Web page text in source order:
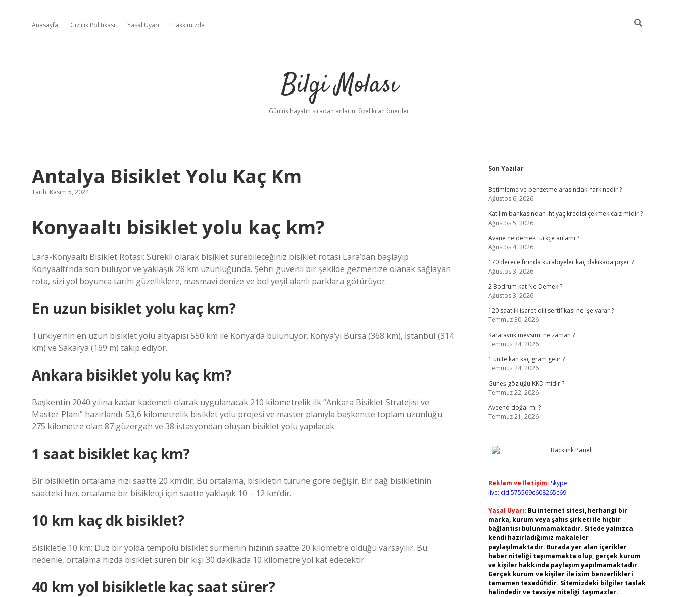
Anasayfa Gizlilik Politikası Yasal Uyarı Hakkımızda
Bilgi Molası
Günlük hayatın sıradan anlarını özel kılan öneriler.
Antalya Bisiklet Yolu Kaç Km
Tarih: Kasım 5, 2024
Konyaaltı bisiklet yolu kaç km?
Lara-Konyaaltı Bisiklet Rotası: Sürekli olarak bisiklet sürebileceğiniz bisiklet rotası Lara’dan başlayıp
Konyaaltı’nda son buluyor ve yaklaşık 28 km uzunluğunda. Şehri güvenli bir şekilde gezmenize olanak sağlayan
rota, sizi yol boyunca tarihi güzelliklere, masmavi denize ve bol yeşil alanlı parklara götürüyor.
En uzun bisiklet yolu kaç km?
Türkiye’nin en uzun bisiklet yolu altyapısı 550 km ile Konya’da bulunuyor. Konya’yı Bursa (368 km), İstanbul (314
km) ve Sakarya (169 m) takip ediyor.
Ankara bisiklet yolu kaç km?
Başkentin 2040 yılına kadar kademeli olarak uygulanacak 210 kilometrelik ilk “Ankara Bisiklet Stratejisi ve
Master Planı” hazırlandı. 53,6 kilometrelik bisiklet yolu projesi ve master planıyla başkentte toplam uzunluğu
275 kilometre olan 87 güzergah ve 38 istasyondan oluşan bisiklet yolu yapılacak.
1 saat bisiklet kaç km?
Bir bisikletin ortalama hızı saatte 20 km’dir. Bu ortalama, bisikletin türüne göre değişir. Bir dağ bisikletinin
saatteki hızı, ortalama bir bisikletçi için saatte yaklaşık 10 – 12 km’dir.
10 km kaç dk bisiklet?
Bisikletle 10 km: Düz bir yolda tempolu bisiklet sürmenin hızının saatte 20 kilometre olduğu varsayılır. Bu
nedenle, ortalama hızda bisiklet süren bir kişi 30 dakikada 10 kilometre yol kat edecektir.
40 km yol bisikletle kaç saat sürer?
Sidebar
Son Yazılar
Betimleme ve benzetme arasındaki fark nedir ?
Ağustos 6, 2026
Katılım bankasından ihtiyaç kredisi çekmek caiz midir ?
Ağustos 5, 2026
Avane ne demek türkçe anlamı ?
Ağustos 4, 2026
170 derece fırında kurabiyeler kaç dakikada pişer ?
Ağustos 3, 2026
2 Bodrum kat Ne Demek ?
Ağustos 3, 2026
120 saatlik işaret dili sertifikası ne işe yarar ?
Temmuz 30, 2026
Karatavuk mevsimi ne zaman ?
Temmuz 24, 2026
1 ünite kan kaç gram gelir ?
Temmuz 24, 2026
Güneş gözlüğü KKD midir ?
Temmuz 22, 2026
Aveeno doğal mı ?
Temmuz 21, 2026
Reklam ve İletişim: Skype:
live:.cid.575569c608265c69
Yasal Uyarı: Bu internet sitesi, herhangi bir
marka, kurum veya şahıs şirketi ile hiçbir
bağlantısı bulunmamaktadır. Sitede yalnızca
kendi hazırladığımız makaleler
paylaşılmaktadır. Burada yer alan içerikler
haber niteliği taşımamakta olup, gerçek kurum
ve kişiler hakkında paylaşım yapılmamaktadır.
Gerçek kurum ve kişiler ile isim benzerlikleri
tamamen tesadüfidir. Sitemizdeki bilgiler taslak
halindedir ve tavsiye niteliği taşımazlar.